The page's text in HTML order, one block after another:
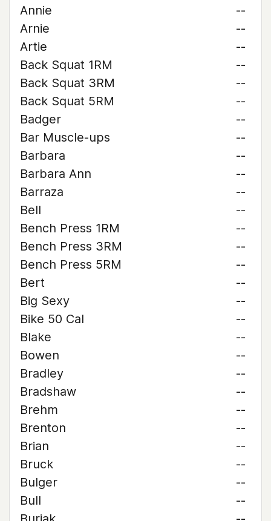
Annie
--
Arnie
--
Artie
--
Back Squat 1RM
--
Back Squat 3RM
--
Back Squat 5RM
--
Badger
--
Bar Muscle-ups
--
Barbara
--
Barbara Ann
--
Barraza
--
Bell
--
Bench Press 1RM
--
Bench Press 3RM
--
Bench Press 5RM
--
Bert
--
Big Sexy
--
Bike 50 Cal
--
Blake
--
Bowen
--
Bradley
--
Bradshaw
--
Brehm
--
Brenton
--
Brian
--
Bruck
--
Bulger
--
Bull
--